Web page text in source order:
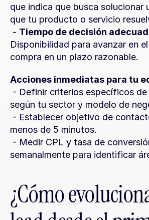
que indica que busca solucionar
que tu producto o servicio
- Tiempo de decisión
Disponibilidad para avanzar en
compra en un plazo razonable.
Acciones inmediatas para tu
según tu sector y modelo de
menos de 5 minutos.
semanalmente para identificar
¿Cómo